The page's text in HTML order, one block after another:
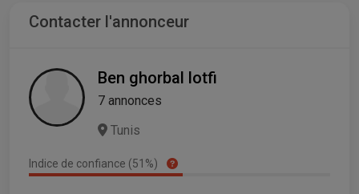
Contacter l'annonceur
Ben ghorbal lotfi
7 annonces
Tunis
Indice de confiance (51%)